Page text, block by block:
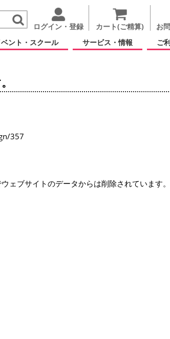
ログイン・登録 カート(ご精算)
お
ント・スクール サービス・情報 ご
357
ェブサイトのデータからは削除されています。